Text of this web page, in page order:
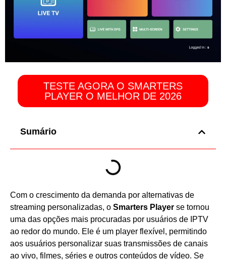
TESTE AGORA O SMARTERS
PLAYER O MELHOR DE 2026
Sumário
Com o crescimento da demanda por alternativas de
streaming personalizadas, o Smarters Player se tornou
uma das opções mais procuradas por usuários de IPTV
ao redor do mundo. Ele é um player flexível, permitindo
aos usuários personalizar suas transmissões de canais
ao vivo, filmes, séries e outros conteúdos de vídeo. Se